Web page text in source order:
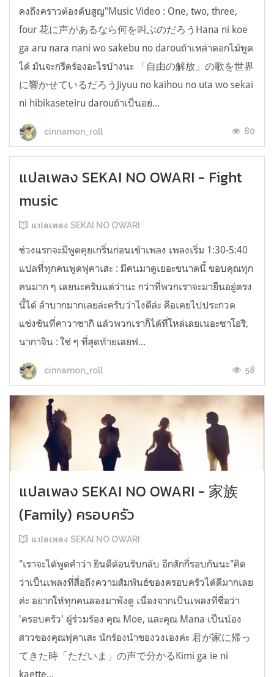
คงถึงคราวต้องดับสูญ"Music Video : One, two, three,
four 花に声があるなら何を叫ぶのだろうHana ni koe
ga aru nara nani wo sakebu no darouถ้าเหล่าดอกไม้พูด
ได้ มันจะกรีดร้องอะไรบ้างนะ 「自由の解放」の歌を世界
に響かせているだろうJiyuu no kaihou no uta wo sekai
ni hibikaseteiru darouถ้าเป็นอย่...
cinnamon_roll 80
แปลเพลง SEKAI NO OWARI - Fight
music
แปลเพลง SEKAI NO OWARI
ช่วงแรกจะมีพูดคุยเกริ่นก่อนเข้าเพลง เพลงเริ่ม 1:30-5:40
แปลที่ทุกคนพูดฟุคาเสะ : มีคนมาดูเยอะขนาดนี้ ขอบคุณทุก
คนมาก ๆ เลยนะครับแต่ว่านะ กว่าที่พวกเราจะมายืนอยู่ตรง
นี้ได้ ลำบากมากเลยล่ะครับว่าไงดีล่ะ คือเคยไปประกวด
แข่งขันที่คาวาซากิ แล้วพวกเราก็ได้ที่โหล่เลยเนอะซาโอริ,
นากาจิน : ใช่ ๆ ที่สุดท้ายเลยฟ...
cinnamon_roll 58
แปลเพลง SEKAI NO OWARI - 家族
(Family) ครอบครัว
แปลเพลง SEKAI NO OWARI
"เราจะได้พูดคำว่า ยินดีต้อนรับกล้บ อีกสักกี่รอบกันนะ"คิด
ว่าเป็นเพลงที่สื่อถึงความสัมพันธ์ของครอบครัวได้ดีมากเลย
ค่ะ อยากให้ทุกคนลองมาฟังดู เนื่องจากเป็นเพลงที่ชื่อว่า
'ครอบครัว' ผู้ร่วมร้อง คุณ Moe, และคุณ Mana เป็นน้อง
สาวของคุณฟุคาเสะ นักร้องนำของวงเองค่ะ 君が家に帰っ
てきた時「ただいま」の声で分かるKimi ga ie ni
kaette...